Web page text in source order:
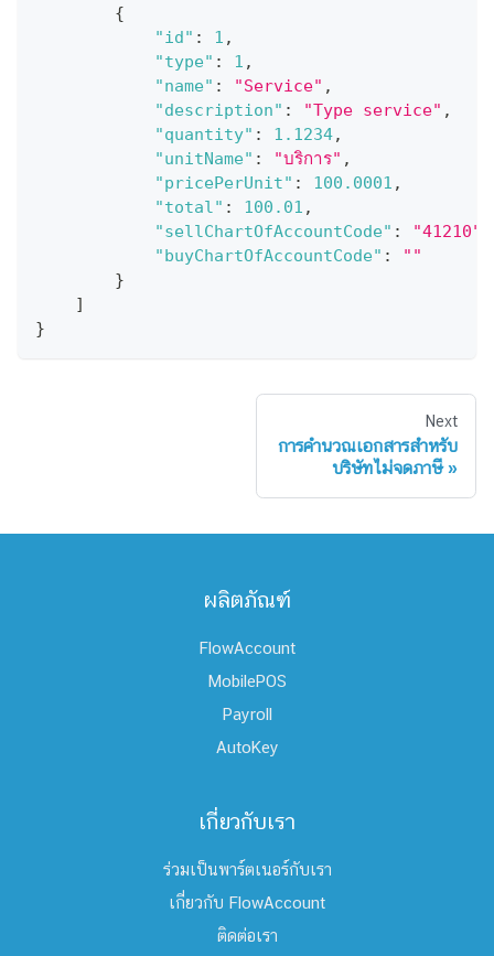
{
"id" : 1 ,
"type" : 1 ,
"name" : "Service" ,
"description" : "Type service" ,
"quantity" : 1.1234,
"unitName" : "บริการ" ,
"pricePerUnit" : 100.0001 ,
"total" : 100.01 ,
"sellChartOfAccountCode" : "41210"
"buyChartOfAccountCode" :
""
}
]
}
Next
การคำนวณเอกสารสำหรับ
บริษัทไม่จดภาษี
ผลิตภัณฑ์
FlowAccount
MobilePOS
Payroll
AutoKey
เกี่ยวกับเรา
ร่วมเป็นพาร์ตเนอร์กับเรา
เกี่ยวกับ FlowAccount
ติดต่อเรา